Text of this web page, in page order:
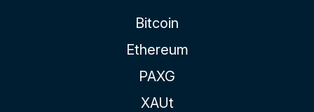
Bitcoin
Ethereum
PAXG
XAUt